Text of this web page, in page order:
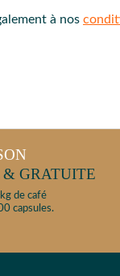
à nos
GRATUITE
de café
capsules.